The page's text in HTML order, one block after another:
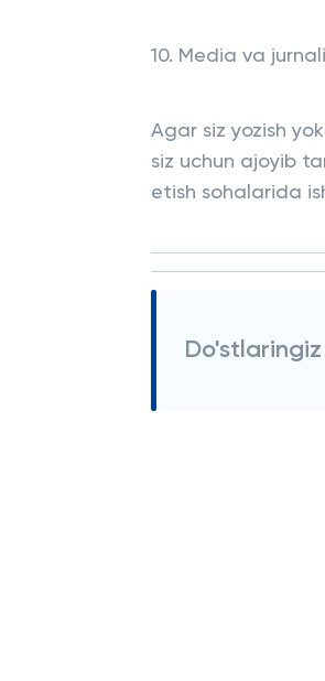
10. Media va
Agar siz yozish
siz uchun ajoyib
etish sohalarida